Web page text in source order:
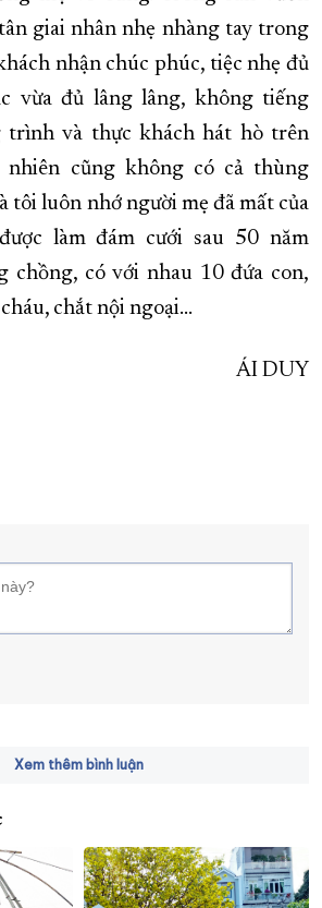
giai nhân nhẹ nhàng tay trong
nhận chúc phúc, tiệc nhẹ đủ
vừa đủ lâng lâng, không tiếng
trình và thực khách hát hò trên
nhiên cũng không có cả thùng
tôi luôn nhớ người mẹ đã mất của
làm đám cưới sau 50 năm
chồng, có với nhau 10 đứa con,
chắt nội ngoại…
ÁI DUY
Xem thêm bình luận